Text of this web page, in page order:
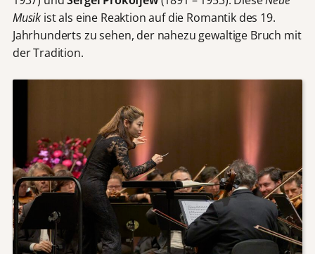
Musik ist als eine Reaktion auf die Romantik des 19.
Jahrhunderts zu sehen, der nahezu gewaltige Bruch mit
der Tradition.